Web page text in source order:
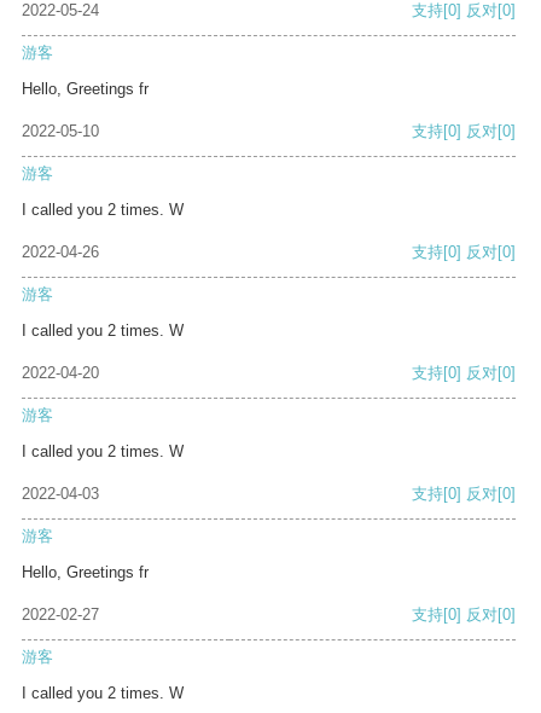
2022-05-24 支持[0] 反对[0]
游客
Hello, Greetings fr
2022-05-10 支持[0] 反对[0]
游客
I called you 2 times. W
2022-04-26 支持[0] 反对[0]
游客
I called you 2 times. W
2022-04-20 支持[0] 反对[0]
游客
I called you 2 times. W
2022-04-03 支持[0] 反对[0]
游客
Hello, Greetings fr
2022-02-27 支持[0] 反对[0]
游客
I called you 2 times. W